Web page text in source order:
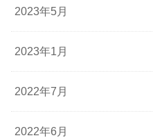
2023年5月
2023年1月
2022年7月
2022年6月